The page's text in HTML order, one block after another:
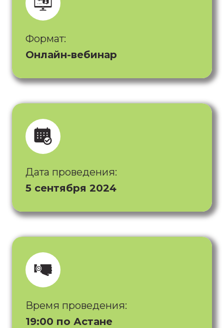
Формат:
Онлайн-вебинар
Дата проведения:
5 сентября 2024
Время проведения:
19:00 по Астане